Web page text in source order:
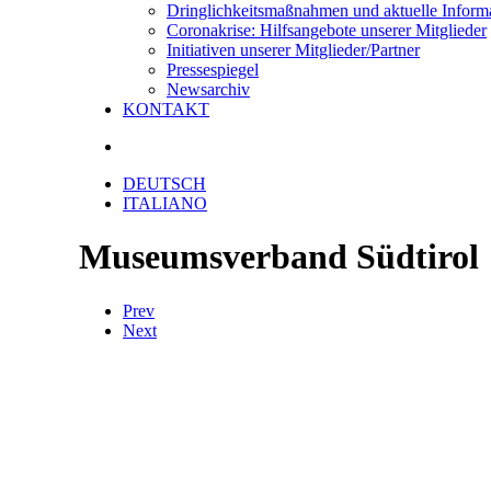
Dringlichkeitsmaßnahmen und aktuelle
Coronakrise: Hilfsangebote unserer Mitglieder
Initiativen unserer Mitglieder/Partner
Pressespiegel
Newsarchiv
KONTAKT
DEUTSCH
ITALIANO
Museumsverband Südtirol
Prev
Next